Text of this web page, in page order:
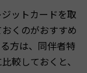
ットカードを取
くのがおすすめ
方は、同伴者特
較しておくと、